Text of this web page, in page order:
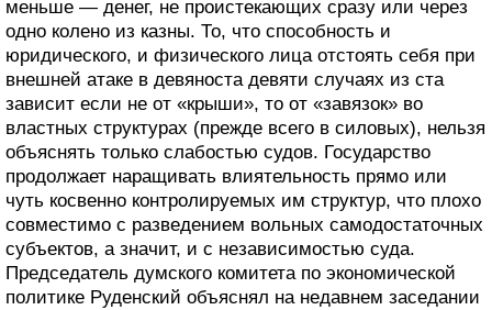
меньше — денег, не проистекающих сразу или через
одно колено из казны. То, что способность и
юридического, и физического лица отстоять себя при
внешней атаке в девяноста девяти случаях из ста
зависит если не от «крыши», то от «завязок» во
властных структурах (прежде всего в силовых), нельзя
объяснять только слабостью судов. Государство
продолжает наращивать влиятельность прямо или
чуть косвенно контролируемых им структур, что плохо
совместимо с разведением вольных самодостаточных
субъектов, а значит, и с независимостью суда.
Председатель думского комитета по экономической
политике Руденский объяснял на недавнем заседании